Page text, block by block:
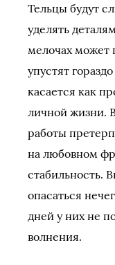
Тельцы будут
уделять
мелочах может
упустят
касается как
личной жизни.
работы
на любовном
стабильность.
опасаться
дней у них не
волнения.